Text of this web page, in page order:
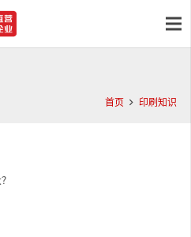
首页 印刷知识